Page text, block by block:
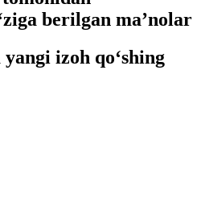
berilgan ma’nolar
izoh qo‘shing